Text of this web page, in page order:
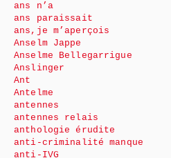
ans n’a
ans paraissait
ans,je m’aperçois
Anselm Jappe
Anselme Bellegarrigue
Anslinger
Ant
Antelme
antennes
antennes relais
anthologie érudite
anti-criminalité manque
anti-IVG